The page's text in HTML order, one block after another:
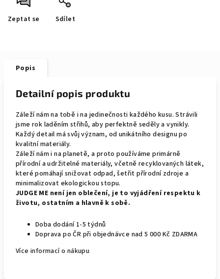
Zeptat se Sdílet
Popis
Detailní popis produktu
Záleží nám na tobě i na jedinečnosti každého kusu. Strávili
jsme rok laděním střihů, aby perfektně seděly a vynikly.
Každý detail má svůj význam, od unikátního designu po
kvalitní materiály.
Záleží nám i na planetě, a proto používáme primárně
přírodní a udržitelné materiály, včetně recyklovaných látek,
které pomáhají snižovat odpad, šetřit přírodní zdroje a
minimalizovat ekologickou stopu.
JUDGE ME není jen oblečení, je to vyjádření respektu k
životu, ostatním a hlavně k sobě.
Doba dodání 1-5 týdnů
Doprava po ČR při objednávce nad 5 000 Kč ZDARMA
Více informací o nákupu